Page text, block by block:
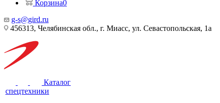
Корзина0
g-s@gird.ru
456313, Челябинская обл., г. Миасс, ул. Севастопольская, 1а
Каталог
спецтехники